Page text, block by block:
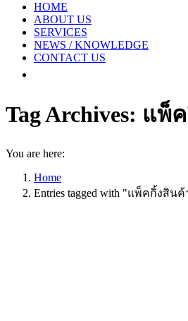
HOME
ABOUT US
SERVICES
NEWS / KNOWLEDGE
CONTACT US
Tag Archives: แพ็
You are here:
Home
Entries tagged with "แพ็คกิ้งสินค้